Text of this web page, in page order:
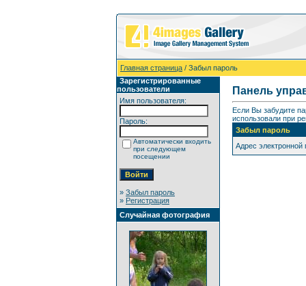
Главная страница / Забыл пароль
Зарегистрированные
пользователи
Имя пользователя:
Пароль:
Автоматически входить
при следующем
посещении
» Забыл пароль
» Регистрация
Случайная фотография
Панель
Если Вы забудите
использовали при
Забыл пароль
Адрес